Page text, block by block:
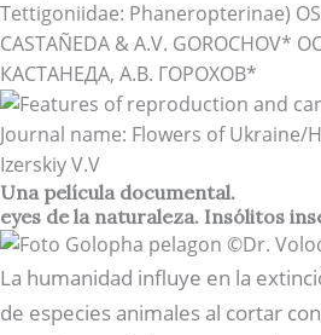
Una película documental.
eyes de la naturaleza. Insólitos
La humanidad influye en la
de especies animales al cortar